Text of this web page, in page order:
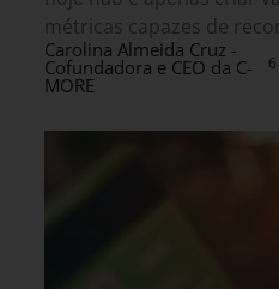
métricas capazes de
Carolina Almeida Cruz -
Cofundadora e CEO da C-
MORE